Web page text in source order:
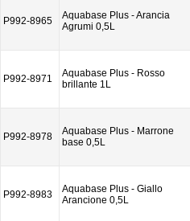
P992-8965
Aquabase Plus - Arancia
Agrumi 0,5L
P992-8971
Aquabase Plus - Rosso
brillante 1L
P992-8978
Aquabase Plus - Marrone
base 0,5L
P992-8983
Aquabase Plus - Giallo
Arancione 0,5L